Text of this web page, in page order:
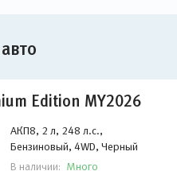
Edition MY2026
АКП8, 2 л, 248 л.с.,
Бензиновый, 4WD, Черный
В наличии: Много